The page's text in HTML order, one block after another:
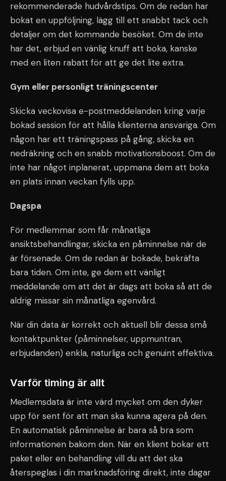
rekommenderade hudvårdstips. Om de redan har
bokat en uppföljning, lägg till ett snabbt tack och
detaljer om det kommande besöket. Om de inte
har det, erbjud en vänlig knuff att boka, kanske
med en liten rabatt för att ge det lite extra.
Gym eller personligt träningscenter
Skicka veckovisa e-postmeddelanden kring varje
bokad session för att hålla klienterna ansvariga. Om
någon har ett träningspass på gång, skicka en
nedräkning och en snabb motivationsboost. Om de
inte har något inplanerat, uppmana dem att boka
en plats innan veckan fylls upp.
Dagspa
För medlemmar som får månatliga
ansiktsbehandlingar, skicka en påminnelse när de
är försenade. Om de redan är bokade, bekräfta
bara tiden. Om inte, ge dem ett vänligt
meddelande om att det är dags att boka så att de
aldrig missar sin månatliga egenvård.
När din data är korrekt och aktuell blir dessa små
kontaktpunkter (påminnelser, uppmuntran,
erbjudanden) enkla, naturliga och genuint effektiva.
Varför timing är allt
Medlemsdata är inte värd mycket om den dyker
upp för sent för att man ska kunna agera på den.
En automatisk påminnelse är bara så bra som
informationen bakom den. När en klient bokar ett
paket eller en behandling vill du att det ska
återspeglas i din marknadsföring direkt, inte dagar